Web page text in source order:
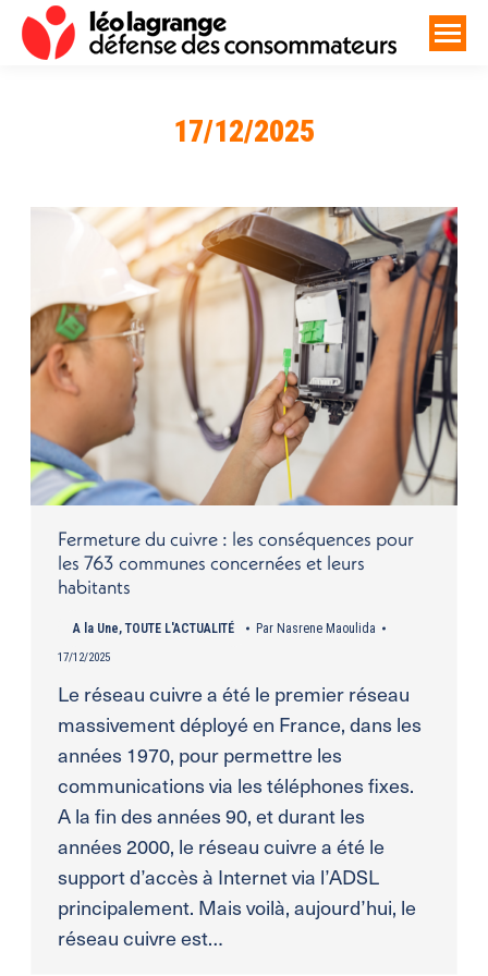
17/12/2025
Fermeture du cuivre : les conséquences pour
les 763 communes concernées et leurs
habitants
A la Une,TOUTE L'ACTUALITÉ Par Nasrene Maoulida
17/12/2025
Le réseau cuivre a été le premier réseau
massivement déployé en France, dans les
années 1970, pour permettre les
communications via les téléphones fixes.
A la fin des années 90, et durant les
années 2000, le réseau cuivre a été le
support d’accès à Internet via l’ADSL
principalement. Mais voilà, aujourd’hui, le
réseau cuivre est…